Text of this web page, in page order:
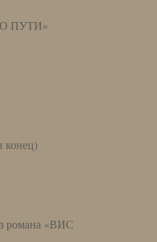
ПУТИ»
конец)
романа «ВИС